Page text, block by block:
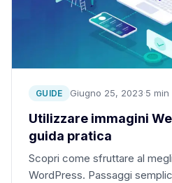
GUIDE Giugno 25, 2023·5 min
Utilizzare immagini
guida pratica
Scopri come sfruttare al
WordPress. Passaggi